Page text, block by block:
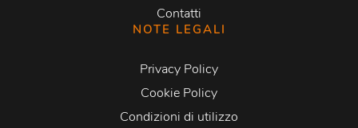
Contatti
NOTE LEGALI
Privacy Policy
Cookie Policy
Condizioni di utilizzo